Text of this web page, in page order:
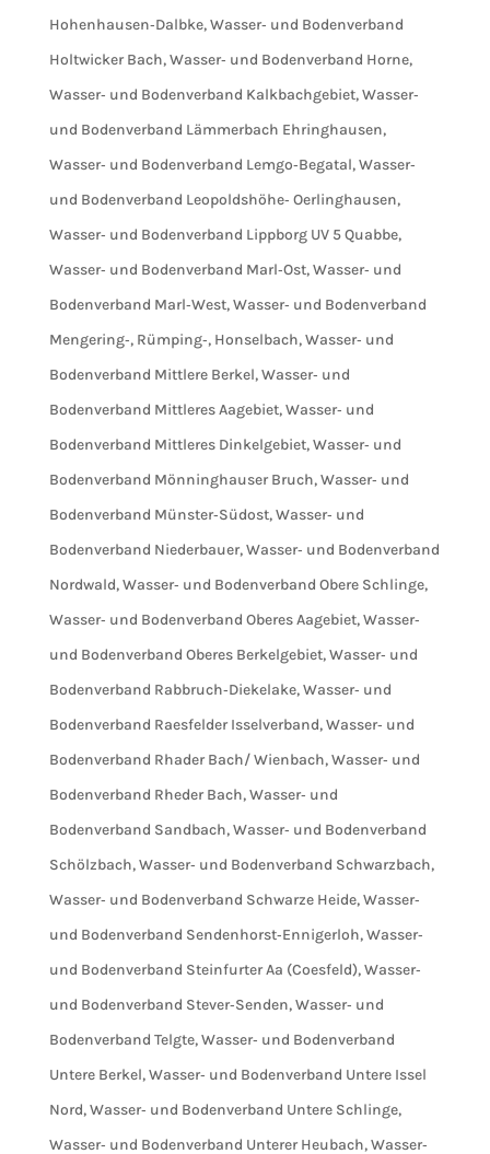
Hohenhausen‐Dalbke,Wasser‐ und Bodenverband
Holtwicker Bach,Wasser‐ und Bodenverband Horne,
Wasser‐ und Bodenverband Kalkbachgebiet,Wasser‐
und Bodenverband Lämmerbach Ehringhausen,
Wasser‐ und Bodenverband Lemgo‐Begatal,Wasser‐
und Bodenverband Leopoldshöhe‐ Oerlinghausen,
Wasser‐ und Bodenverband Lippborg UV 5 Quabbe,
Wasser‐ und Bodenverband Marl‐Ost,Wasser‐ und
Bodenverband Marl‐West,Wasser‐ und Bodenverband
Mengering‐, Rümping‐, Honselbach,Wasser‐ und
Bodenverband Mittlere Berkel,Wasser‐ und
Bodenverband Mittleres Aagebiet,Wasser‐ und
Bodenverband Mittleres Dinkelgebiet,Wasser‐ und
Bodenverband Mönninghauser Bruch,Wasser‐ und
Bodenverband Münster‐Südost,Wasser‐ und
Bodenverband Niederbauer,Wasser‐ und Bodenverband
Nordwald,Wasser‐ und Bodenverband Obere Schlinge,
Wasser‐ und Bodenverband Oberes Aagebiet,Wasser‐
und Bodenverband Oberes Berkelgebiet,Wasser‐ und
Bodenverband Rabbruch‐Diekelake,Wasser‐ und
Bodenverband Raesfelder Isselverband,Wasser‐ und
Bodenverband Rhader Bach/ Wienbach,Wasser‐ und
Bodenverband Rheder Bach,Wasser‐ und
Bodenverband Sandbach,Wasser‐ und Bodenverband
Schölzbach,Wasser‐ und Bodenverband Schwarzbach,
Wasser‐ und Bodenverband Schwarze Heide,Wasser‐
und Bodenverband Sendenhorst‐Ennigerloh,Wasser‐
und Bodenverband Steinfurter Aa (Coesfeld),Wasser‐
und Bodenverband Stever‐Senden,Wasser‐ und
Bodenverband Telgte,Wasser‐ und Bodenverband
Untere Berkel,Wasser‐ und Bodenverband Untere Issel
Nord,Wasser‐ und Bodenverband Untere Schlinge,
Wasser‐ und Bodenverband Unterer Heubach,Wasser‐